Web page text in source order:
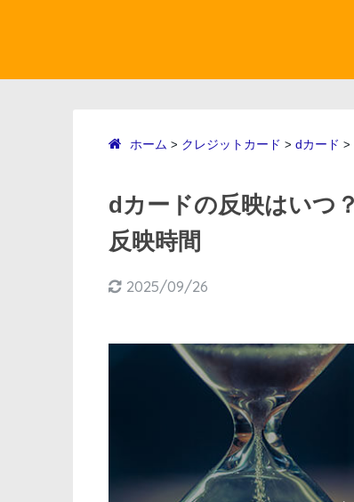
ホーム > クレジットカード > dカード >
dカードの反映はいつ
反映時間
2025/09/26